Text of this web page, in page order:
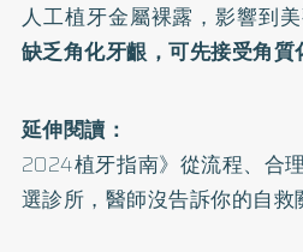
人工植牙金屬裸露，影響到美
缺乏角化牙齦，可先接受角質
延伸閱讀：
2024植牙指南》從流程、合
選診所，醫師沒告訴你的自救